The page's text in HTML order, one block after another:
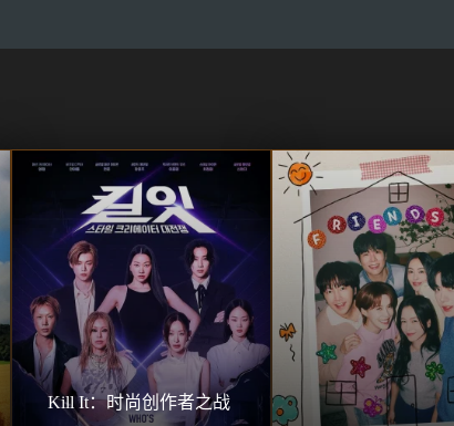
Kill It：时尚创作者之战